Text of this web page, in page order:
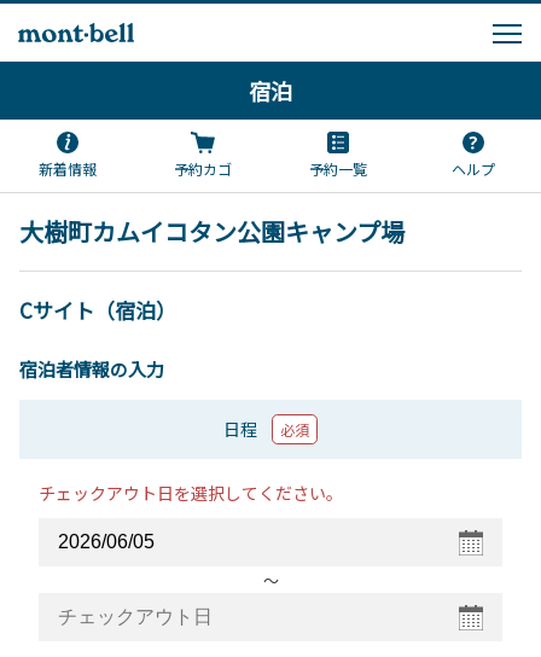
宿泊
新着情報 予約カゴ 予約一覧 ヘルプ
大樹町カムイコタン公園キャンプ場
Cサイト（宿泊）
宿泊者情報の入力
日程 必須
チェックアウト日を選択してください。
〜